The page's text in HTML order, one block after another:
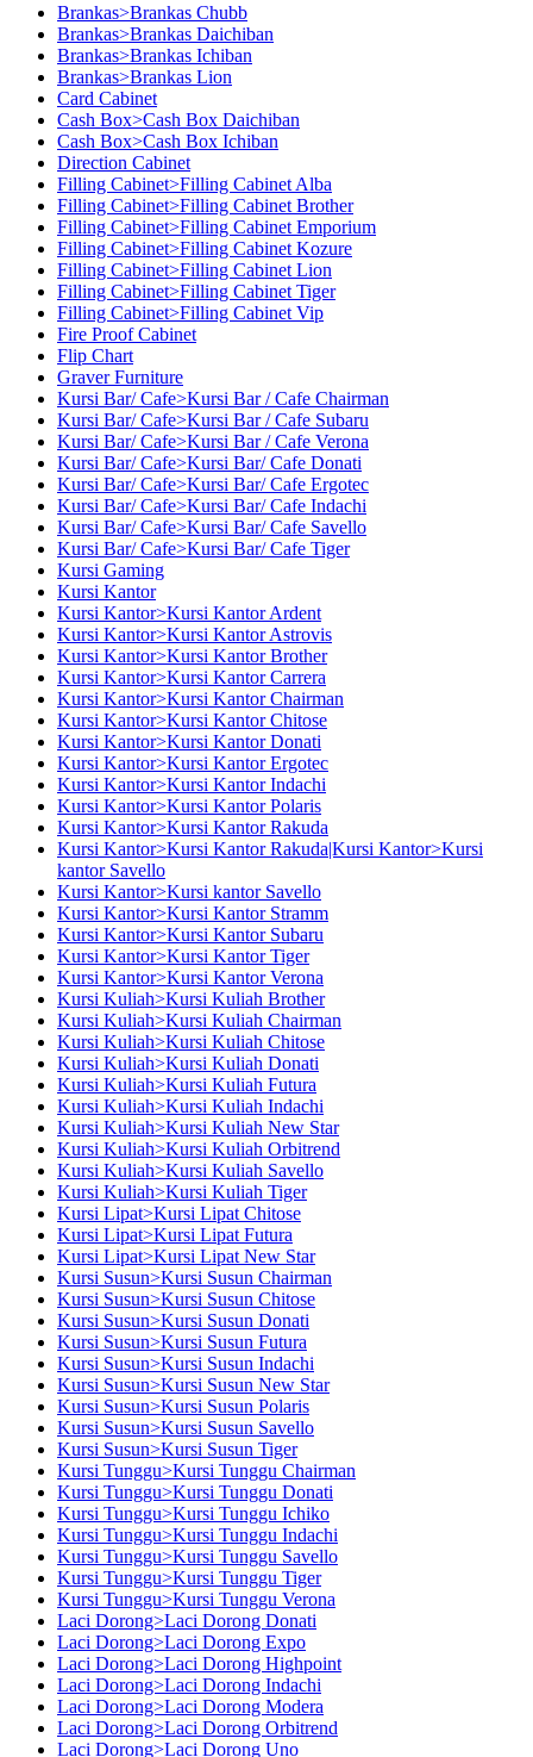
Brankas>Brankas Chubb
Brankas>Brankas Daichiban
Brankas>Brankas Ichiban
Brankas>Brankas Lion
Card Cabinet
Cash Box>Cash Box Daichiban
Cash Box>Cash Box Ichiban
Direction Cabinet
Filling Cabinet>Filling Cabinet Alba
Filling Cabinet>Filling Cabinet Brother
Filling Cabinet>Filling Cabinet Emporium
Filling Cabinet>Filling Cabinet Kozure
Filling Cabinet>Filling Cabinet Lion
Filling Cabinet>Filling Cabinet Tiger
Filling Cabinet>Filling Cabinet Vip
Fire Proof Cabinet
Flip Chart
Graver Furniture
Kursi Bar/ Cafe>Kursi Bar / Cafe Chairman
Kursi Bar/ Cafe>Kursi Bar / Cafe Subaru
Kursi Bar/ Cafe>Kursi Bar / Cafe Verona
Kursi Bar/ Cafe>Kursi Bar/ Cafe Donati
Kursi Bar/ Cafe>Kursi Bar/ Cafe Ergotec
Kursi Bar/ Cafe>Kursi Bar/ Cafe Indachi
Kursi Bar/ Cafe>Kursi Bar/ Cafe Savello
Kursi Bar/ Cafe>Kursi Bar/ Cafe Tiger
Kursi Gaming
Kursi Kantor
Kursi Kantor>Kursi Kantor Ardent
Kursi Kantor>Kursi Kantor Astrovis
Kursi Kantor>Kursi Kantor Brother
Kursi Kantor>Kursi Kantor Carrera
Kursi Kantor>Kursi Kantor Chairman
Kursi Kantor>Kursi Kantor Chitose
Kursi Kantor>Kursi Kantor Donati
Kursi Kantor>Kursi Kantor Ergotec
Kursi Kantor>Kursi Kantor Indachi
Kursi Kantor>Kursi Kantor Polaris
Kursi Kantor>Kursi Kantor Rakuda
Kursi Kantor>Kursi Kantor Rakuda|Kursi Kantor>Kursi
kantor Savello
Kursi Kantor>Kursi kantor Savello
Kursi Kantor>Kursi Kantor Stramm
Kursi Kantor>Kursi Kantor Subaru
Kursi Kantor>Kursi Kantor Tiger
Kursi Kantor>Kursi Kantor Verona
Kursi Kuliah>Kursi Kuliah Brother
Kursi Kuliah>Kursi Kuliah Chairman
Kursi Kuliah>Kursi Kuliah Chitose
Kursi Kuliah>Kursi Kuliah Donati
Kursi Kuliah>Kursi Kuliah Futura
Kursi Kuliah>Kursi Kuliah Indachi
Kursi Kuliah>Kursi Kuliah New Star
Kursi Kuliah>Kursi Kuliah Orbitrend
Kursi Kuliah>Kursi Kuliah Savello
Kursi Kuliah>Kursi Kuliah Tiger
Kursi Lipat>Kursi Lipat Chitose
Kursi Lipat>Kursi Lipat Futura
Kursi Lipat>Kursi Lipat New Star
Kursi Susun>Kursi Susun Chairman
Kursi Susun>Kursi Susun Chitose
Kursi Susun>Kursi Susun Donati
Kursi Susun>Kursi Susun Futura
Kursi Susun>Kursi Susun Indachi
Kursi Susun>Kursi Susun New Star
Kursi Susun>Kursi Susun Polaris
Kursi Susun>Kursi Susun Savello
Kursi Susun>Kursi Susun Tiger
Kursi Tunggu>Kursi Tunggu Chairman
Kursi Tunggu>Kursi Tunggu Donati
Kursi Tunggu>Kursi Tunggu Ichiko
Kursi Tunggu>Kursi Tunggu Indachi
Kursi Tunggu>Kursi Tunggu Savello
Kursi Tunggu>Kursi Tunggu Tiger
Kursi Tunggu>Kursi Tunggu Verona
Laci Dorong>Laci Dorong Donati
Laci Dorong>Laci Dorong Expo
Laci Dorong>Laci Dorong Highpoint
Laci Dorong>Laci Dorong Indachi
Laci Dorong>Laci Dorong Modera
Laci Dorong>Laci Dorong Orbitrend
Laci Dorong>Laci Dorong Uno